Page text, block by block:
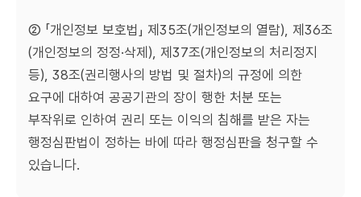
② 「개인정보 보호법」 제35조(개인정보의 열람), 제36조
(개인정보의 정정·삭제), 제37조(개인정보의 처리정지
등), 38조(권리행사의 방법 및 절차)의 규정에 의한
요구에 대하여 공공기관의 장이 행한 처분 또는
부작위로 인하여 권리 또는 이익의 침해를 받은 자는
행정심판법이 정하는 바에 따라 행정심판을 청구할 수
있습니다.